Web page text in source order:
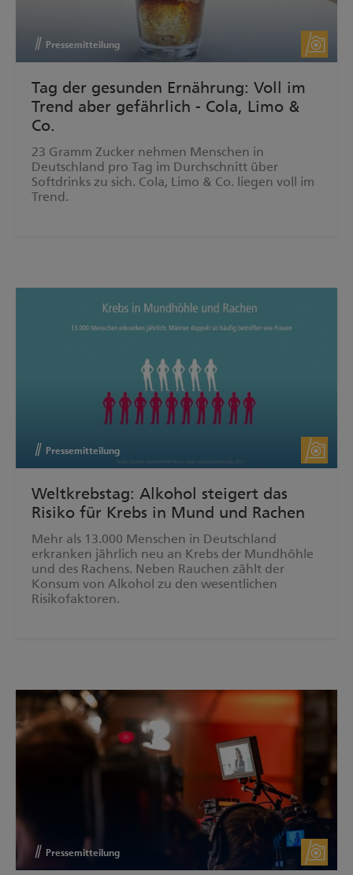
Pressemitteilung
Tag der gesunden Ernährung: Voll im
Trend aber gefährlich - Cola, Limo &
Co.
23 Gramm Zucker nehmen Menschen in
Deutschland pro Tag im Durchschnitt über
Softdrinks zu sich. Cola, Limo & Co. liegen voll im
Trend.
Pressemitteilung
Weltkrebstag: Alkohol steigert das
Risiko für Krebs in Mund und Rachen
Mehr als 13.000 Menschen in Deutschland
erkranken jährlich neu an Krebs der Mundhöhle
und des Rachens. Neben Rauchen zählt der
Konsum von Alkohol zu den wesentlichen
Risikofaktoren.
Pressemitteilung